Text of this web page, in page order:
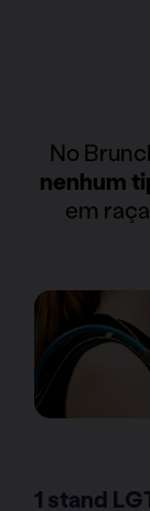
No
nenhum
em
1 stand